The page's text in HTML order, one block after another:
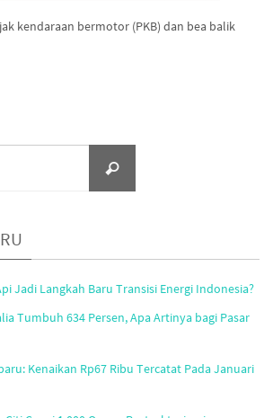
kendaraan bermotor (PKB) dan bea balik
Search
Jadi Langkah Baru Transisi Energi Indonesia?
Tumbuh 634 Persen, Apa Artinya bagi Pasar
Kenaikan Rp67 Ribu Tercatat Pada Januari